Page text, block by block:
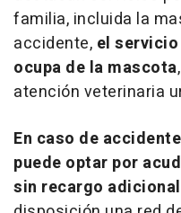
familia, incluida la
accidente, el
ocupa de la mascota
atención veterinaria
En caso de
puede optar por
sin recargo